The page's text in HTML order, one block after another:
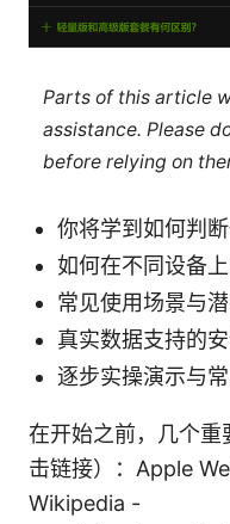
Parts of this article
assistance. Please
before relying on
你将学到如何判
如何在不同设备
常见使用场景与
真实数据支持的
逐步实操演示与
在开始之前，几个重
击链接）：Apple
Wikipedia -